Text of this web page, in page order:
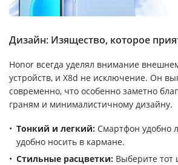
Дизайн: Изящество, которое
Honor всегда уделял внимание
устройств, и X8d не исключение. Он
современно, что особенно заметно
граням и минималистичному дизайну.
Тонкий и легкий: Смартфон удобно
удобно носить в кармане.
Стильные расцветки: Выберите тот